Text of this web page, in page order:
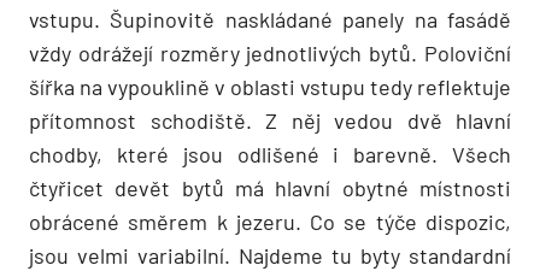
vstupu. Šupinovitě naskládané panely na fasádě
vždy odrážejí rozměry jednotlivých bytů. Poloviční
šířka na vypouklině v oblasti vstupu tedy reflektuje
přítomnost schodiště. Z něj vedou dvě hlavní
chodby, které jsou odlišené i barevně. Všech
čtyřicet devět bytů má hlavní obytné místnosti
obrácené směrem k jezeru. Co se týče dispozic,
jsou velmi variabilní. Najdeme tu byty standardní